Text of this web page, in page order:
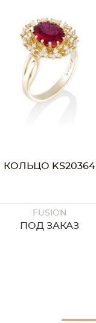
КОЛЬЦО KS20364
FUSION
ПОД ЗАКАЗ